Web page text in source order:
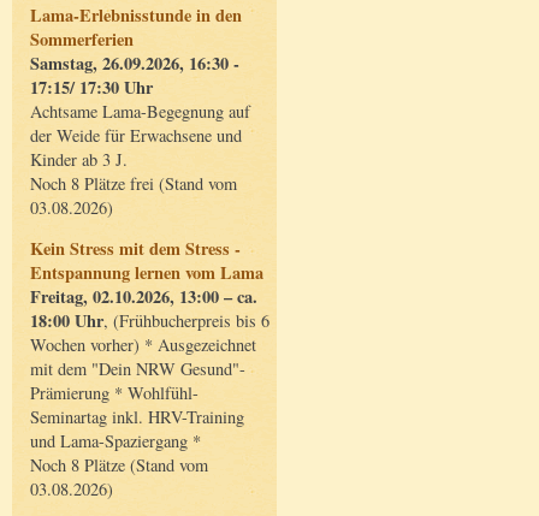
Lama-Erlebnisstunde in den
Sommerferien
Samstag, 26.09.2026, 16:30 -
17:15/ 17:30 Uhr
Achtsame Lama-Begegnung auf
der Weide für Erwachsene und
Kinder ab 3 J.
Noch 8 Plätze frei (Stand vom
03.08.2026)
Kein Stress mit dem Stress -
Entspannung lernen vom Lama
Freitag, 02.10.2026, 13:00 – ca.
18:00 Uhr, (Frühbucherpreis bis 6
Wochen vorher) * Ausgezeichnet
mit dem "Dein NRW Gesund"-
Prämierung * Wohlfühl-
Seminartag inkl. HRV-Training
und Lama-Spaziergang *
Noch 8 Plätze (Stand vom
03.08.2026)